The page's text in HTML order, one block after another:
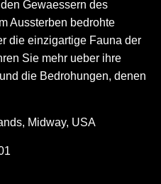
Gewaessern des
Aussterben bedrohte
die einzigartige Fauna der
Sie mehr ueber ihre
die Bedrohungen, denen
Midway, USA